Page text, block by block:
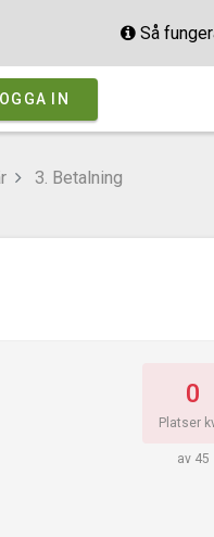
Så
IN
3. Betalning
0
Platser
av 45